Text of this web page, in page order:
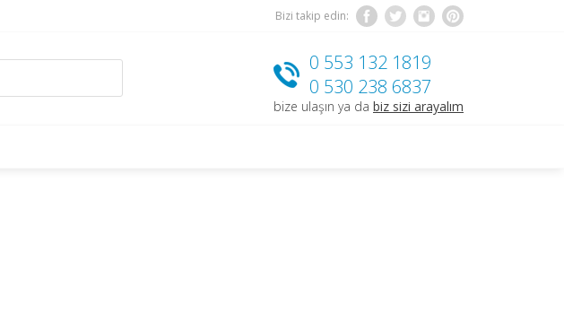
Bizi takip edin:
0 553 132 1819
0 530 238 6837
bize ulaşın ya da biz sizi arayalım